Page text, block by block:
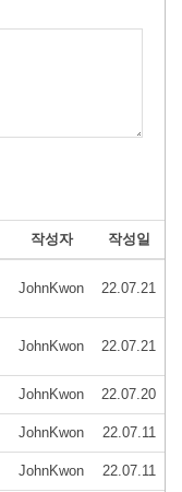
작성자 작성일
JohnKwon 22.07.21
JohnKwon 22.07.21
JohnKwon 22.07.20
JohnKwon 22.07.11
JohnKwon 22.07.11